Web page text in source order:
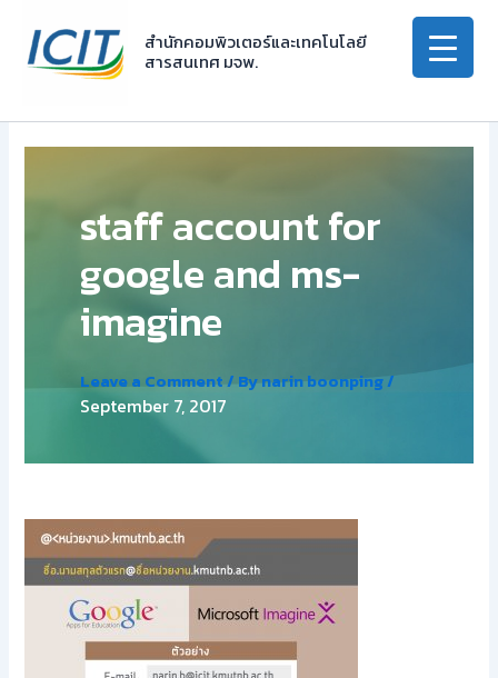
content
สำนักคอมพิวเตอร์และเทคโนโลยี
สารสนเทศ มจพ.
staff account for
google and ms-
imagine
Leave a Comment / Bynarin boonping/
September 7, 2017